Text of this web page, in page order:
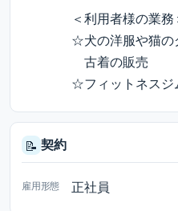
＜利用者様の業務
☆犬の洋服や猫の
古着の販売
☆フィットネスジ
📝 契約
雇用形態 正社員